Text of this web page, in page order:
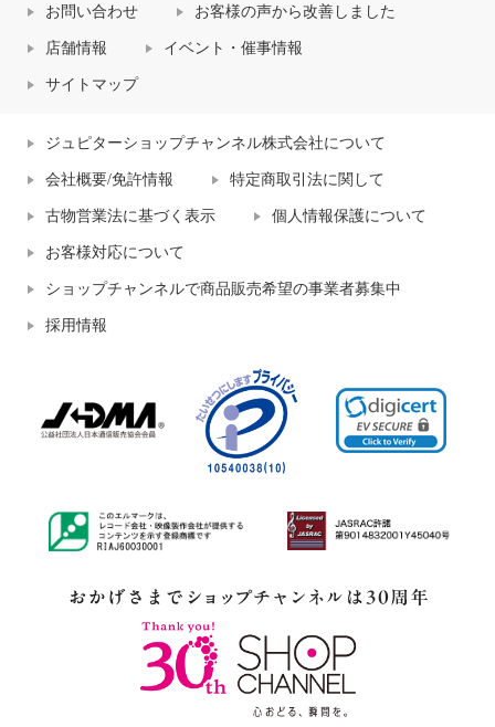
お問い合わせ お客様の声から改善しました
店舗情報 イベント・催事情報
サイトマップ
ジュピターショップチャンネル株式会社について
会社概要/免許情報 特定商取引法に関して
古物営業法に基づく表示 個人情報保護について
お客様対応について
ショップチャンネルで商品販売希望の事業者募集中
採用情報